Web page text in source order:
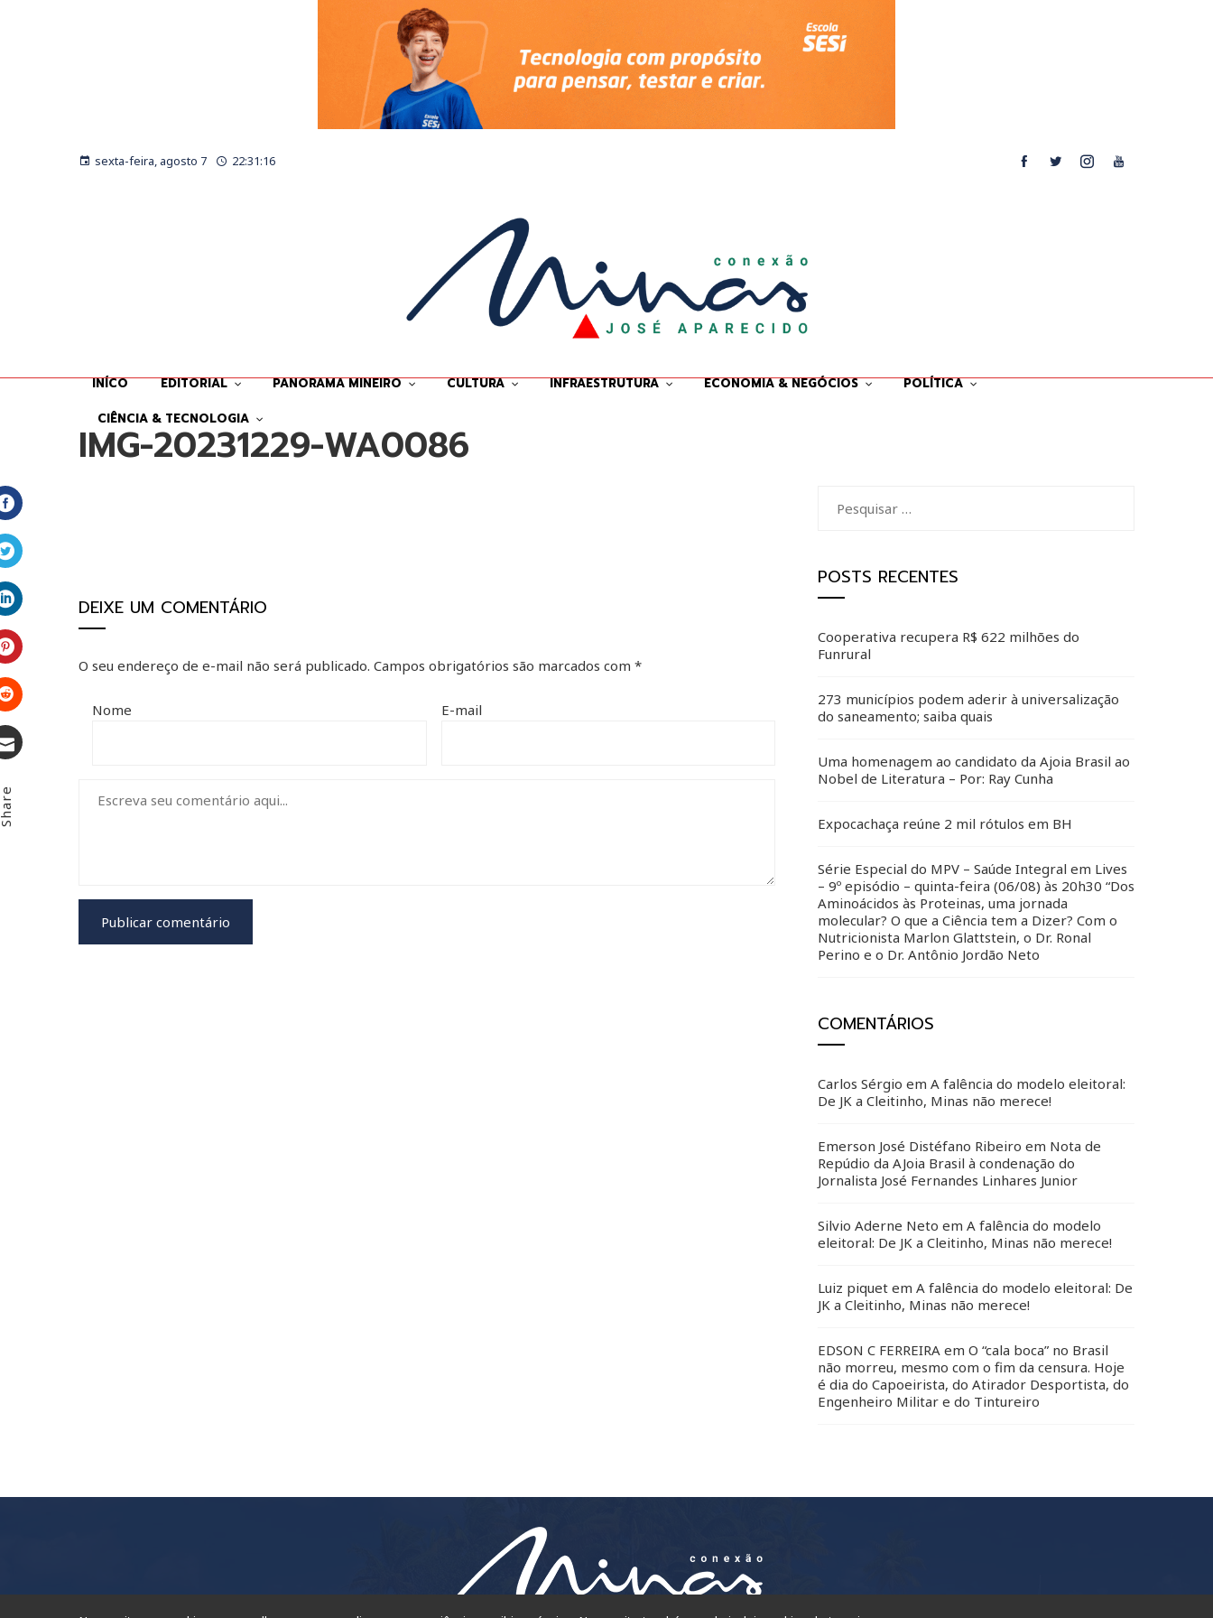
sexta-feira, agosto 7 22:31:16
INÍCO EDITORIAL PANORAMA MINEIRO CULTURA INFRAESTRUTURA ECONOMIA & NEGÓCIOS POLÍTICA
CIÊNCIA & TECNOLOGIA
IMG-20231229-WA0086
Facebook
Twitter
LinkedIn
Pinterest
Stumbleupon
DEIXE UM COMENTÁRIO
O seu endereço de e-mail não será publicado. Campos obrigatórios são marcados com *
Nome E-mail
por:
POSTS RECENTES
Cooperativa recupera R$ 622 milhões do
Funrural
273 municípios podem aderir à universalização
do saneamento; saiba quais
Uma homenagem ao candidato da Ajoia Brasil ao
Nobel de Literatura – Por: Ray Cunha
Expocachaça reúne 2 mil rótulos em BH
Série Especial do MPV – Saúde Integral em Lives
– 9º episódio – quinta-feira (06/08) às 20h30 “Dos
Aminoácidos às Proteinas, uma jornada
molecular? O que a Ciência tem a Dizer? Com o
Nutricionista Marlon Glattstein, o Dr. Ronal
Perino e o Dr. Antônio Jordão Neto
COMENTÁRIOS
Carlos Sérgio em A falência do modelo eleitoral:
De JK a Cleitinho, Minas não merece!
Emerson José Distéfano Ribeiro em Nota de
Repúdio da AJoia Brasil à condenação do
Jornalista José Fernandes Linhares Junior
Silvio Aderne Neto em A falência do modelo
eleitoral: De JK a Cleitinho, Minas não merece!
Luiz piquet em A falência do modelo eleitoral: De
JK a Cleitinho, Minas não merece!
EDSON C FERREIRA em O “cala boca” no Brasil
não morreu, mesmo com o fim da censura. Hoje
é dia do Capoeirista, do Atirador Desportista, do
Engenheiro Militar e do Tintureiro